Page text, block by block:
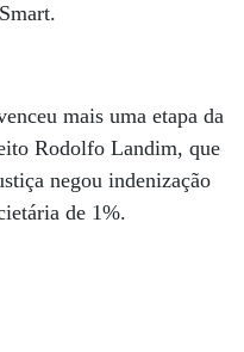
mais uma etapa da
Rodolfo Landim, que
negou indenização
de 1%.